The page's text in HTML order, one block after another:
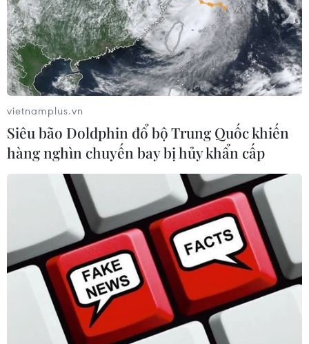
vietnamplus.vn
Siêu bão Doldphin đổ bộ Trung Quốc khiến
hàng nghìn chuyến bay bị hủy khẩn cấp